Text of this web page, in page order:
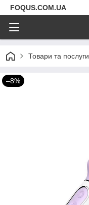
FOQUS.COM.UA
Товари та послуги
–8%